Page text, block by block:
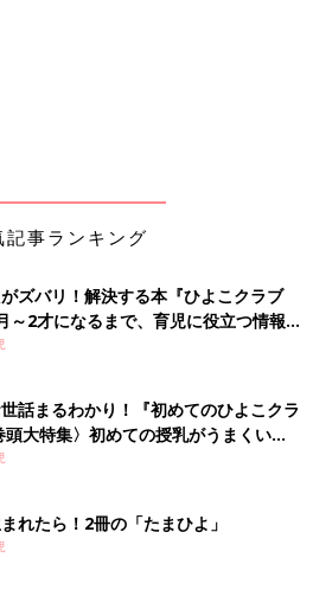
スメントに遭わないためには？
にアピールしておくことが大事で
の壁紙やスマホの待ち受け画面を子
、横のつながりも大切です。この数
は上がっていますが、過去最高だっ
ので、情報交換のできる仲間をつく
う。ただ、各社が行う新入社員への
の男性が育児休暇を取りたいと答え
育児に参加したいという男性は今よ
。
ハラスメントの被害に遭っていると
事ランキング
ズバリ！解決する本『ひよこクラブ
2才になるまで、育児に役立つ情報が
話まるわかり！『初めてのひよこクラ
頭大特集〉初めての授乳がうまくい
ミルクの基本と夏のトラブル 解決テ
れたら！2冊の「たまひよ」